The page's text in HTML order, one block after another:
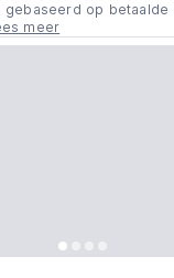
gebaseerd op betaalde
meer